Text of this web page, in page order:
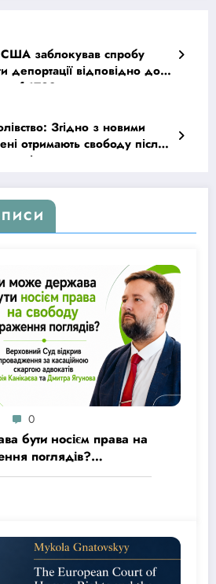
заблокував спробу
депортації відповідно до
of 1798
Згідно з новими
отримають свободу після
терміну покарання
0
бути носієм права на
поглядів?
провадження
адвокатів Юрія